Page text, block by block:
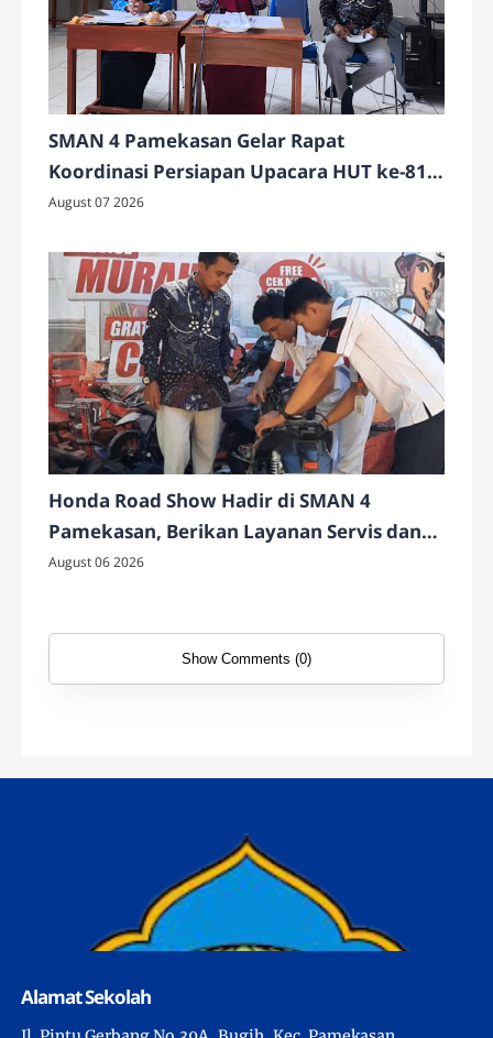
SMAN 4 Pamekasan Gelar Rapat
Koordinasi Persiapan Upacara HUT ke-81
Kemerdekaan RI
August 07 2026
Honda Road Show Hadir di SMAN 4
Pamekasan, Berikan Layanan Servis dan
Cek Motor Gratis
August 06 2026
Show Comments (0)
Alamat Sekolah